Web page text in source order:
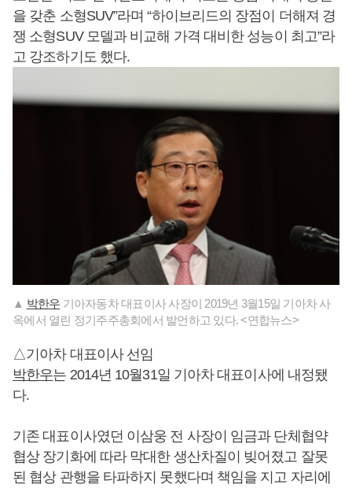
을 갖춘 소형SUV”라며 “하이브리드의 장점이 더해져 경
쟁 소형SUV 모델과 비교해 가격 대비한 성능이 최고”라
고 강조하기도 했다.
▲ 박한우 기아자동차 대표이사 사장이 2019년 3월15일 기아차 사
옥에서 열린 정기주주총회에서 발언하고 있다. <연합뉴스>
△기아차 대표이사 선임
박한우는 2014년 10월31일 기아차 대표이사에 내정됐
다.
기존 대표이사였던 이삼웅 전 사장이 임금과 단체협약
협상 장기화에 따라 막대한 생산차질이 빚어졌고 잘못
된 협상 관행을 타파하지 못했다며 책임을 지고 자리에